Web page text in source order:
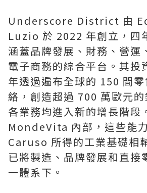
Underscore District 由
Luzio 於 2022 年創立，四
涵蓋品牌發展、財務、營運
電子商務的綜合平台。其投
年透過遍布全球的 150 間
絡，創造超過 700 萬歐元
各業務均進入新的增長階段
MondeVita 內部，這些能
Caruso 所得的工業基礎相
已將製造、品牌發展和直接
一體系下。